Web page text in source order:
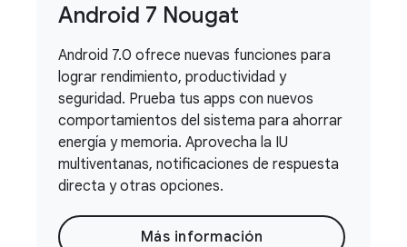
Android 7 Nougat
Android 7.0 ofrece nuevas funciones para
lograr rendimiento, productividad y
seguridad. Prueba tus apps con nuevos
comportamientos del sistema para ahorrar
energía y memoria. Aprovecha la IU
multiventanas, notificaciones de respuesta
directa y otras opciones.
Más información